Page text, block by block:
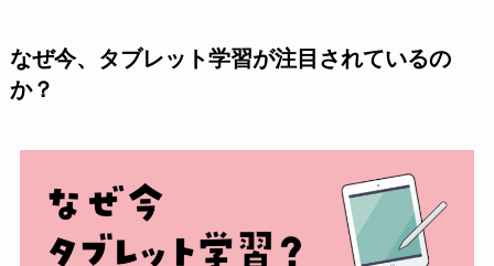
なぜ今、タブレット学習が注目されているの
か？